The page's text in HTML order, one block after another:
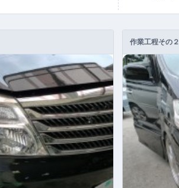
作業工程その２